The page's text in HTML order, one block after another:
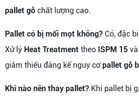
pallet gỗ chất lượng cao.
Pallet có bị mối mọt không? Có, đặc
Xử lý Heat Treatment theo ISPM 15
giảm thiểu đáng kể nguy cơpallet gỗ
Khi nào nên thay pallet? Khi pallet bị